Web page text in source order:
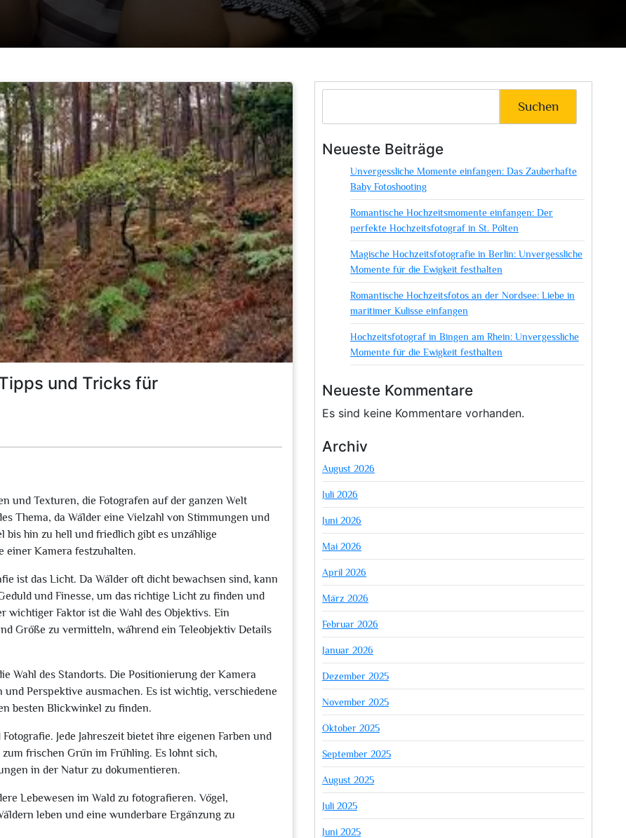
und Tricks für
und Texturen, die Fotografen auf der ganzen Welt
Thema, da Wälder eine Vielzahl von Stimmungen und
bis hin zu hell und friedlich gibt es unzählige
einer Kamera festzuhalten.
ist das Licht. Da Wälder oft dicht bewachsen sind, kann
und Finesse, um das richtige Licht zu finden und
Faktor ist die Wahl des Objektivs. Ein
Größe zu vermitteln, während ein Teleobjektiv Details
Wahl des Standorts. Die Positionierung der Kamera
Perspektive ausmachen. Es ist wichtig, verschiedene
besten Blickwinkel zu finden.
Jede Jahreszeit bietet ihre eigenen Farben und
frischen Grün im Frühling. Es lohnt sich,
in der Natur zu dokumentieren.
Lebewesen im Wald zu fotografieren. Vögel,
leben und eine wunderbare Ergänzung zu
Suchen
Neueste Beiträge
Unvergessliche Momente einfangen: Das Zauberhafte
Baby Fotoshooting
Romantische Hochzeitsmomente einfangen: Der
perfekte Hochzeitsfotograf in St. Pölten
Magische Hochzeitsfotografie in Berlin: Unvergessliche
Momente für die Ewigkeit festhalten
Romantische Hochzeitsfotos an der Nordsee: Liebe in
maritimer Kulisse einfangen
Hochzeitsfotograf in Bingen am Rhein: Unvergessliche
Momente für die Ewigkeit festhalten
Neueste Kommentare
Es sind keine Kommentare vorhanden.
Archiv
August 2026
Juli 2026
Juni 2026
Mai 2026
April 2026
März 2026
Februar 2026
Januar 2026
Dezember 2025
November 2025
Oktober 2025
September 2025
August 2025
Juli 2025
Juni 2025